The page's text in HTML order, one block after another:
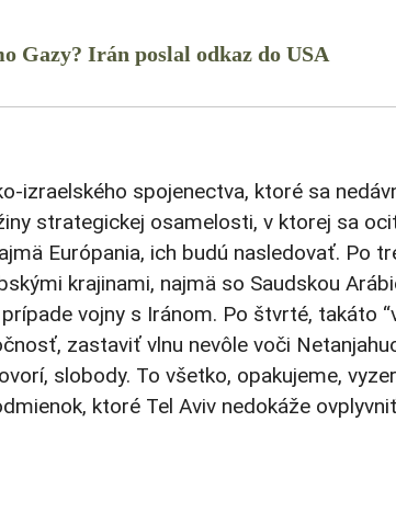
Gazy? Irán poslal odkaz do USA
izraelského spojenectva, ktoré sa
strategickej osamelosti, v ktorej sa
Európania, ich budú nasledovať. Po
krajinami, najmä so Saudskou
vojny s Iránom. Po štvrté, takáto
zastaviť vlnu nevôle voči
slobody. To všetko, opakujeme,
ktoré Tel Aviv nedokáže